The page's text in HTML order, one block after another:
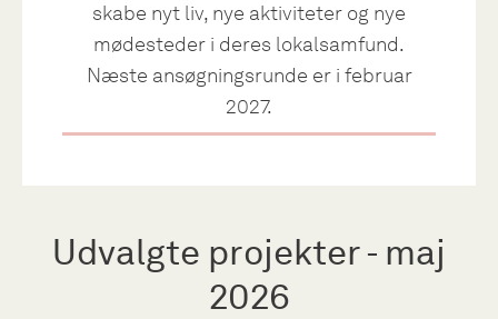
skabe nyt liv, nye aktiviteter og nye
mødesteder i deres lokalsamfund.
Næste ansøgningsrunde er i februar
2027.
Udvalgte projekter - maj
2026